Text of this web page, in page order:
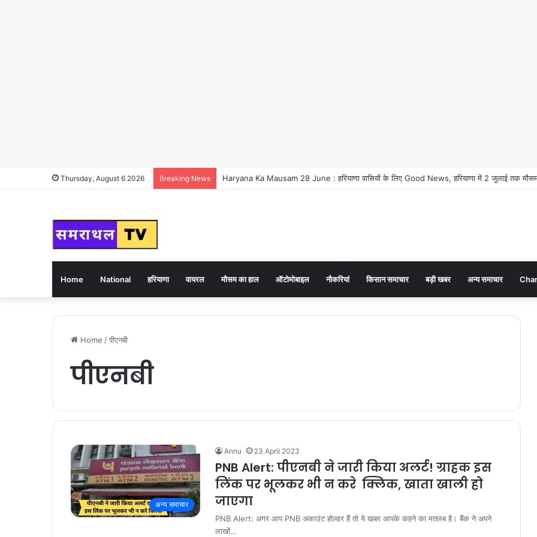
Thursday, August 6 2026 Breaking News Haryana Ka Mausam 28 June : हरियाणा वासियों के लिए Good News, हरियाणा में 2 जुलाई तक मौसम
Home National हरियाणा वायरल मौसम का हाल ऑटोमोबाइल नौकरियां किसान समाचार बड़ी खबर अन्य समाचार
Home /पीएनबी
पीएनबी
अन्य समाचार
Annu 23 April 2023
PNB Alert: पीएनबी ने जारी किया अलर्ट! ग्राहक इस
लिंक पर भूलकर भी न करे क्लिक, खाता खाली हो
जाएगा
PNB Alert: अगर आप PNB अकाउंट होल्डर हैं तो ये खबर आपके कहने का मतलब है। बैंक ने अपने
लाखों…